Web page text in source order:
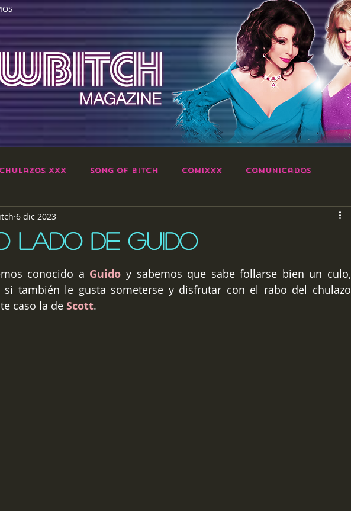
Chulazos XXX Song of Bitch ComiXXX Comunicados
LADO DE GUIDO
6 dic 2023
estrellas.
conocido a Guido y sabemos que sabe follarse bien un culo,
si también le gusta someterse y disfrutar con el rabo del chulazo
caso la de Scott.